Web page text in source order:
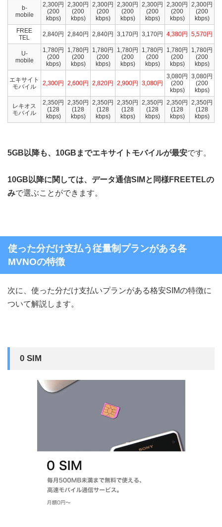
b-
mobile
2,300円
(200
kbps)
2,300円
(200
kbps)
2,300円
(200
kbps)
2,300円
(200
kbps)
2,300円
(200
kbps)
2,300円
(200
kbps)
2,300円
(200
kbps)
FREE
TEL
2,840円 2,840円 2,840円 3,170円 3,170円 4,380円 5,570円
U-
mobile
1,780円
(200
kbps)
1,780円
(200
kbps)
1,780円
(200
kbps)
1,780円
(200
kbps)
1,780円
(200
kbps)
1,780円
(200
kbps)
1,780円
(200
kbps)
エキサイト
モバイル
2,300円 2,600円 2,820円 2,900円 3,080円
3,080円
(200
kbps)
3,080円
(200
kbps)
レキオス
モバイル
2,350円
(128
kbps)
2,350円
(128
kbps)
2,350円
(128
kbps)
2,350円
(128
kbps)
2,350円
(128
kbps)
2,350円
(128
kbps)
2,350円
(128
kbps)
5GB以降も、10GBまでエキサイトモバイルが最安です。
10GB以降に関しては、データ通信SIMと同様FREETELの
みで選ぶことができます。
使った分だけ支払う従量制プランがある各
MVNOの特徴
次に、使った分だけ支払いプランがある格安SIMの特徴に
ついて解説します。
0 SIM